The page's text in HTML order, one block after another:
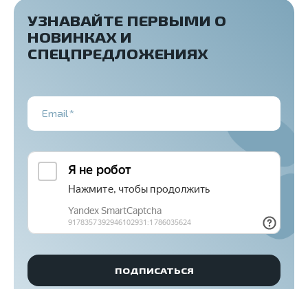
УЗНАВАЙТЕ ПЕРВЫМИ О
НОВИНКАХ И
СПЕЦПРЕДЛОЖЕНИЯХ
Email*
ПОДПИСАТЬСЯ